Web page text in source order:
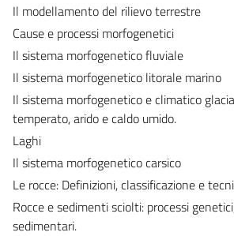
Il modellamento del rilievo terrestre
Cause e processi morfogenetici
Il sistema morfogenetico fluviale
Il sistema morfogenetico litorale marino
Il sistema morfogenetico e climatico
temperato, arido e caldo umido.
Laghi
Il sistema morfogenetico carsico
Le rocce: Definizioni, classificazione e
Rocce e sedimenti sciolti: processi
sedimentari.